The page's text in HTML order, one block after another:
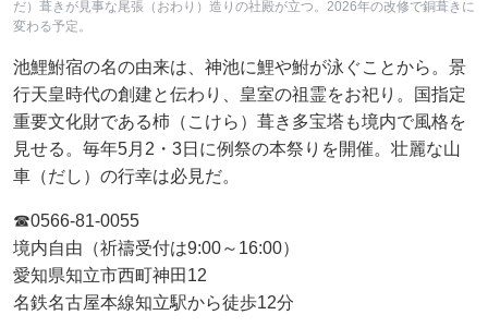
だ）葺きが見事な尾張（おわり）造りの社殿が立つ。2026年の改修で銅葺きに
変わる予定。
池鯉鮒宿の名の由来は、神池に鯉や鮒が泳ぐことから。景
行天皇時代の創建と伝わり、皇室の祖霊をお祀り。国指定
重要文化財である杮（こけら）葺き多宝塔も境内で風格を
見せる。毎年5月2・3日に例祭の本祭りを開催。壮麗な山
車（だし）の行幸は必見だ。
☎0566-81-0055
境内自由（祈禱受付は9:00～16:00）
愛知県知立市西町神田12
名鉄名古屋本線知立駅から徒歩12分